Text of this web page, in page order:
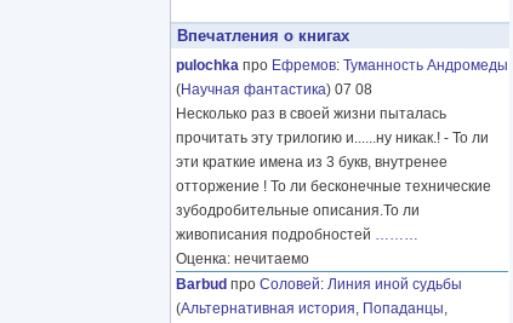
Впечатления о книгах
pulochka про Ефремов: Туманность Андромеды
(Научная фантастика) 07 08
Несколько раз в своей жизни пыталась
прочитать эту трилогию и......ну никак.! - То ли
эти краткие имена из 3 букв, внутренее
отторжение ! То ли бесконечные технические
зубодробительные описания.То ли
живописания подробностей ………
Оценка: нечитаемо
Barbud про Соловей: Линия иной судьбы
(Альтернативная история, Попаданцы,